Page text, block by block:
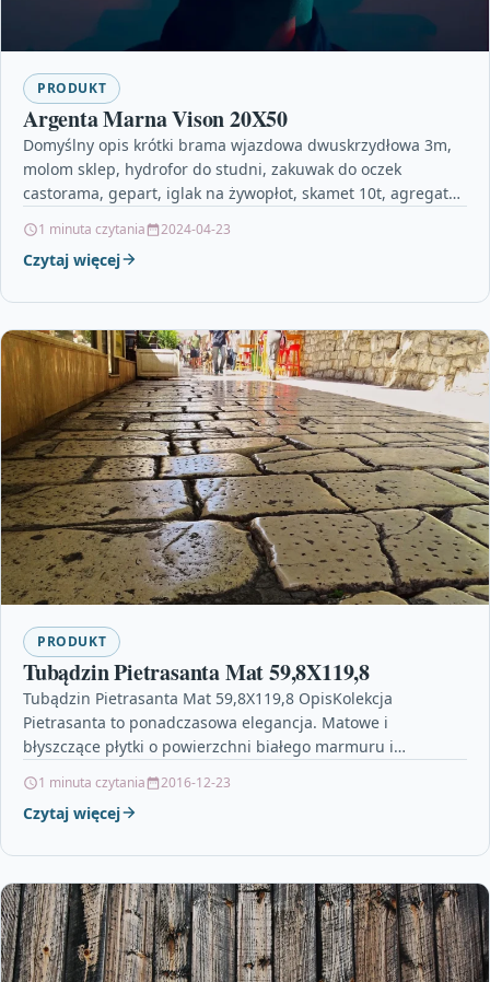
PRODUKT
Argenta Marna Vison 20X50
Domyślny opis krótki brama wjazdowa dwuskrzydłowa 3m,
molom sklep, hydrofor do studni, zakuwak do oczek
castorama, gepart, iglak na żywopłot, skamet 10t, agregat
1 minuta czytania 2024-04-23
Czytaj więcej
PRODUKT
Tubądzin Pietrasanta Mat 59,8X119,8
Tubądzin Pietrasanta Mat 59,8X119,8 OpisKolekcja
Pietrasanta to ponadczasowa elegancja. Matowe i
błyszczące płytki o powierzchni białego marmuru i
1 minuta czytania 2016-12-23
Czytaj więcej